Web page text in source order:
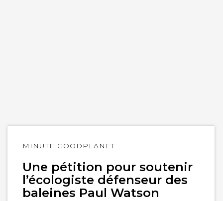
MINUTE GOODPLANET
Une pétition pour soutenir
l’écologiste défenseur des
baleines Paul Watson
Lire